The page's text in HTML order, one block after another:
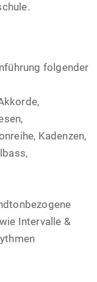
folgender
Kadenzen,
Intervalle &